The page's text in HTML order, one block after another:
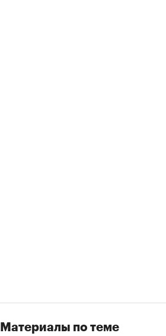
Материалы по теме